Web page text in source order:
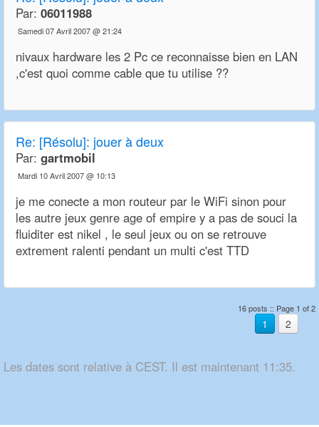
Par: 06011988
Samedi 07 Avril 2007 @ 21:24
nivaux hardware les 2 Pc ce reconnaisse bien en LAN
,c'est quoi comme cable que tu utilise ??
Re: [Résolu]: jouer à deux
Par: gartmobil
Mardi 10 Avril 2007 @ 10:13
je me conecte a mon routeur par le WiFi sinon pour
les autre jeux genre age of empire y a pas de souci la
fluiditer est nikel , le seul jeux ou on se retrouve
extrement ralenti pendant un multi c'est TTD
16 posts :: Page 1 of 2
1 2
Les dates sont relative à CEST. Il est maintenant 11:35.